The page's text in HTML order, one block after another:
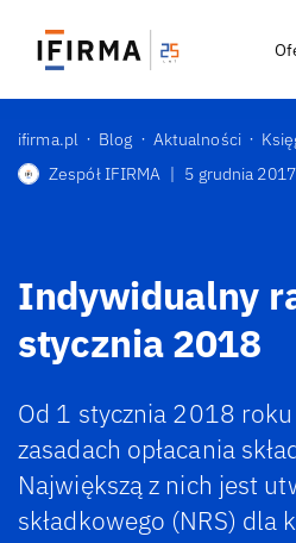
ifirma.pl Blog Aktualności
Zespół IFIRMA | 5 grudnia 2017
Indywidualny
stycznia 2018
Od 1 stycznia 2018
zasadach opłacania
Największą z nich jest
składkowego (NRS) dla